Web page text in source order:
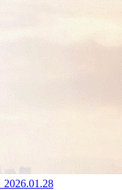
2026.01.28